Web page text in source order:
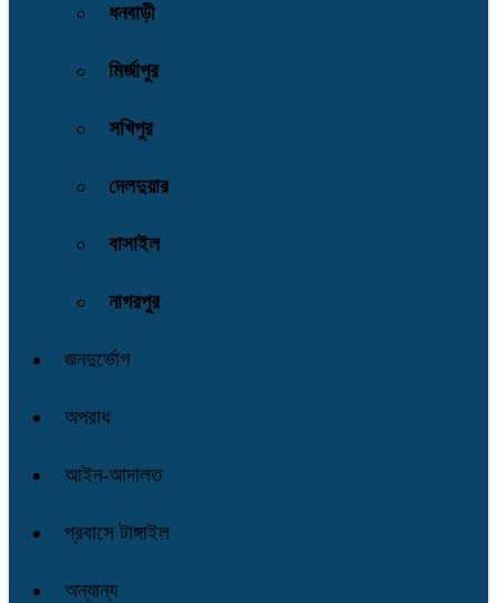
ধনবাড়ী
মির্জাপুর
সখিপুর
দেলদুয়ার
বাসাইল
নাগরপুর
জনদুর্ভোগ
অপরাধ
আইন-আদালত
প্রবাসে টাঙ্গাইল
অন্যান্য